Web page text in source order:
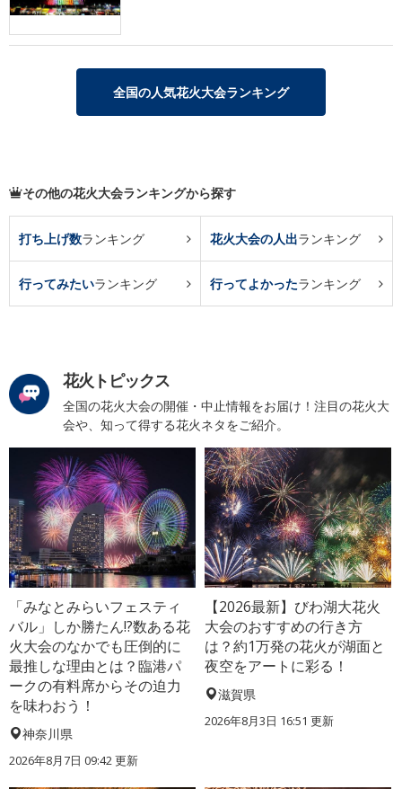
全国の人気花火大会ランキング
その他の花火大会ランキングから探す
打ち上げ数ランキング 花火大会の人出ランキング
行ってみたいランキング 行ってよかったランキング
花火トピックス
全国の花火大会の開催・中止情報をお届け！注目の花火大
会や、知って得する花火ネタをご紹介。
「みなとみらいフェスティ
バル」しか勝たん!?数ある花
火大会のなかでも圧倒的に
最推しな理由とは？臨港パ
ークの有料席からその迫力
を味わおう！
神奈川県
2026年8月7日 09:42 更新
【2026最新】びわ湖大花火
大会のおすすめの行き方
は？約1万発の花火が湖面と
夜空をアートに彩る！
滋賀県
2026年8月3日 16:51 更新